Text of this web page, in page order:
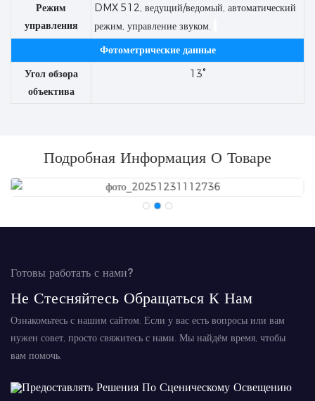
Режим
управления
DMX 512, ведущий/ведомый, автоматический
режим, управление звуком.
Фотометрические данные
Угол обзора
объектива
13°
Подробная Информация О Товаре
Готовы работать с нами?
Не Стесняйтесь Обращаться К Нам
Ознакомьтесь с нашим сайтом. Если у вас есть вопросы или вам
нужен совет, просто свяжитесь с нами. Мы найдём время, чтобы
вам помочь.
Предоставлять Решения По Сценическому Освещению